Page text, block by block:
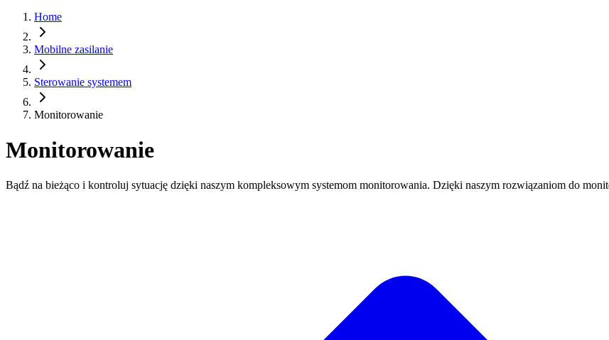
Home
Mobilne zasilanie
Sterowanie systemem
Monitorowanie
Monitorowanie
Bądź na bieżąco i kontroluj sytuację dzięki naszym kompleksowym systemom monitorowania. Dzięki naszym rozwiązaniom do